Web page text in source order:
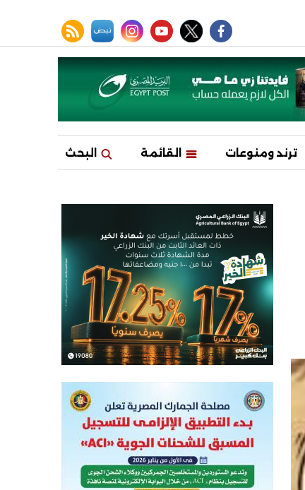
facebook
twitter
youtube
instagram
نبض rss feed
ترند ومنوعات القائمة البحث